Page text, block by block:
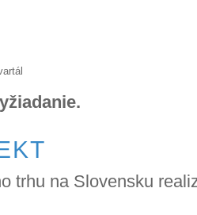
trhu na Slovensku